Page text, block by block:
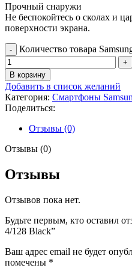
Прочный снаружи
Не беспокойтесь о сколах и
поверхности экрана.
Количество товара
В корзину
Добавить в список желаний
Категория: Смартфоны
Поделиться:
Отзывы (0)
Отзывы (0)
Отзывы
Отзывов пока нет.
Будьте первым, кто оставил
4/128 Black”
Ваш адрес email не будет
помечены *